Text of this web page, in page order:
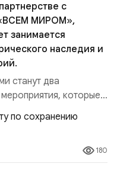
с
«ВСЕМ МИРОМ»,
занимается
наследия и
станут два
мероприятия, которые
и объединят
со всей
философии
российского
звука.
180